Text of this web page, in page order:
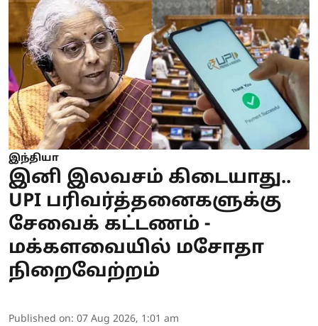
இந்தியா
இனி இலவசம் கிடையாது..
UPI பரிவர்த்தனைகளுக்கு
சேவைக் கட்டணம் -
மக்களவையில் மசோதா
நிறைவேற்றம்
Published on: 07 Aug 2026, 1:01 am